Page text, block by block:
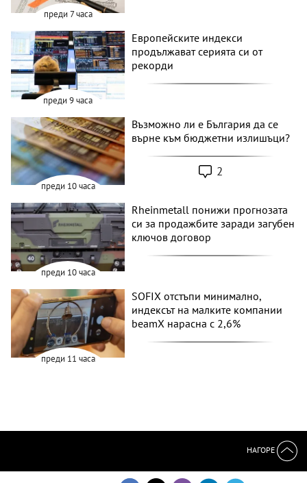
преди 7 часа
преди 9 часа
Европейските индекси
продължават серията си от
рекорди
преди 10 часа
Възможно ли е България да се
върне към бюджетни излишъци?
2
преди 10 часа
Rheinmetall понижи прогнозата
си за продажбите заради загубен
ключов договор
преди 11 часа
SOFIX отстъпи минимално,
индексът на малките компании
beamX нарасна с 2,6%
НАГОРЕ